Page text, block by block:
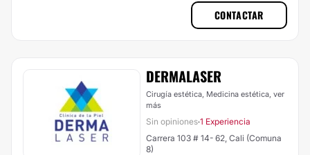
CONTACTAR
DERMALASER
Cirugía estética, Medicina estética, ver
más
Sin opiniones·1 Experiencia
Carrera 103 # 14- 62, Cali (Comuna
8)